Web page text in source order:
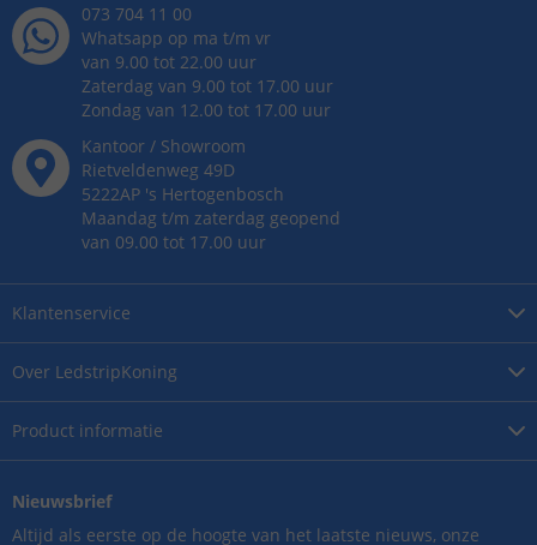
Over LedstripKoning
Product informatie
Klantenservice
073 704 11 00
Whatsapp op ma t/m vr
van 9.00 tot 22.00 uur
Zaterdag van 9.00 tot 17.00 uur
Zondag van 12.00 tot 17.00 uur
Kantoor / Showroom
Rietveldenweg 49D
5222AP 's Hertogenbosch
Maandag t/m zaterdag geopend
van 09.00 tot 17.00 uur
Nieuwsbrief
Altijd als eerste op de hoogte van het laatste nieuws, onze